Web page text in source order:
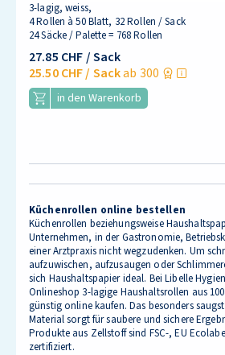
3-lagig, weiss,
4 Rollen à 50 Blatt, 32 Rollen / Sack
24 Säcke / Palette = 768 Rollen
27.85 CHF/ Sack
25.50 CHF/ Sackab 300
in den Warenkorb
Küchenrollen online bestellen
Küchenrollen beziehungsweise
Unternehmen, in der Gastronomie,
einer Arztpraxis nicht wegzudenken. Um
aufzuwischen, aufzusaugen oder
sich Haushaltspapier ideal. Bei Libelle
Onlineshop 3-lagige Haushaltsrollen aus
günstig online kaufen. Das besonders
Material sorgt für saubere und sichere
Produkte aus Zellstoff sind FSC-, EU
zertifiziert.